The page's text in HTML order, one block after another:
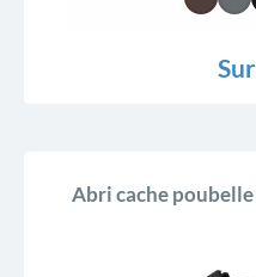
Abri cache